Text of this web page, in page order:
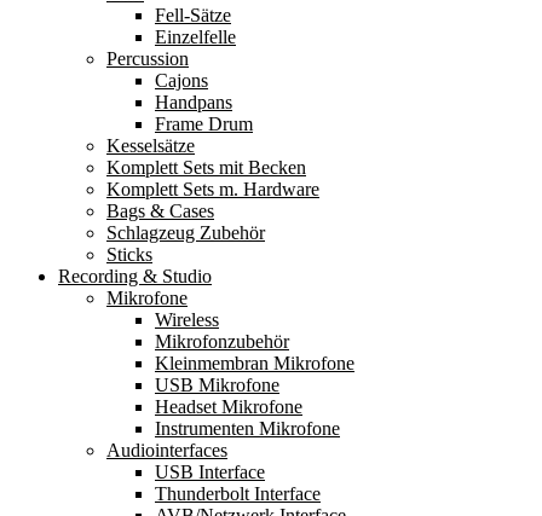
Fell-Sätze
Einzelfelle
Percussion
Cajons
Handpans
Frame Drum
Kesselsätze
Komplett Sets mit Becken
Komplett Sets m. Hardware
Bags & Cases
Schlagzeug Zubehör
Sticks
Recording & Studio
Mikrofone
Wireless
Mikrofonzubehör
Kleinmembran Mikrofone
USB Mikrofone
Headset Mikrofone
Instrumenten Mikrofone
Audiointerfaces
USB Interface
Thunderbolt Interface